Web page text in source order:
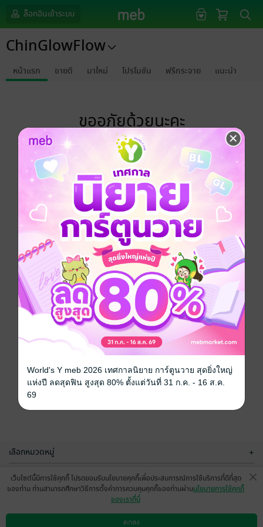
ล็อกอินเข้าระบบ
ChinGlowFlow
หน้าแรก ขายดี มาใหม่ โปรโมชัน ฟรีกระจาย แนะนำ
ขออภัยด้วยนะคะ
ไม่พบข้อมูลในหัวข้อที่คุณกำลังชมค่ะ
เลือกหมวดหมู่ +
บริการช่วยเหลือ +
เว็บไซต์นี้มีการใช้คุกกี้ โปรดยอมรับนโยบายคุกกี้เพื่อประสบการณ์การใช้บริการที่ดีที่สุด
ของท่าน ท่านสามารถศึกษาวิธีการตั้งค่าการควบคุมคุกกี้ของท่านผ่านนโยบายการใช้คุกกี้
ของเราที่นี่
ตกลง
World's Y meb 2026 เทศกาลนิยาย การ์ตูนวาย สุดยิ่งใหญ่
แห่งปี ลดสุดฟิน สูงสุด 80% ตั้งแต่วันที่ 31 ก.ค. - 16 ส.ค.
69